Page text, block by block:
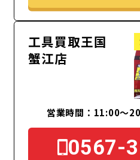
工具買取王国
蟹江店
営業時間：11:00～
0567-